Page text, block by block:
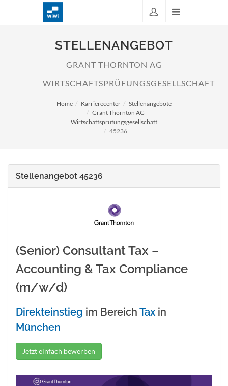
STELLENANGEBOT
GRANT THORNTON AG
WIRTSCHAFTSPRÜFUNGSGESELLSCHAFT
Home Karrierecenter
Stellenangebote
Grant Thornton AG
Wirtschaftsprüfungsgesellschaft
45236
Stellenangebot 45236
(Senior) Consultant Tax –
Accounting & Tax Compliance
(m/w/d)
Direkteinstieg im Bereich Tax in
München
Jetzt einfach bewerben